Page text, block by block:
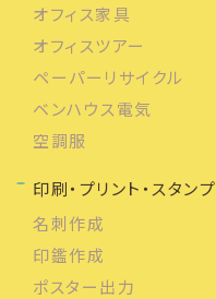
オフィス家具
オフィスツアー
ペーパーリサイクル
ベンハウス電気
空調服
印刷・プリント・スタンプ
名刺作成
印鑑作成
ポスター出力